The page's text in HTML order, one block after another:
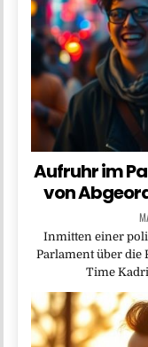
Aufruhr im
von
Inmitten einer
Parlament über die
Time